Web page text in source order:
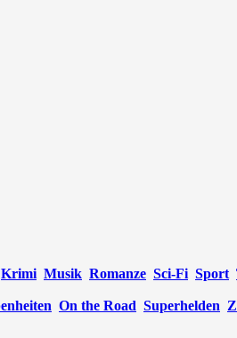
Krimi Musik Romanze Sci-Fi Sport
On the Road Superhelden